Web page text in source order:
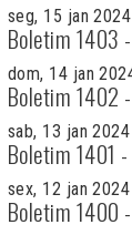
seg, 15 jan 2024
Boletim 1403
dom, 14 jan
Boletim 1402
sab, 13 jan 2024
Boletim 1401
sex, 12 jan 2024
Boletim 1400